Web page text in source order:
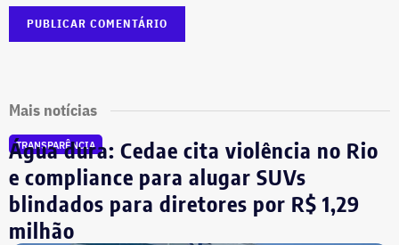
Mais notícias
TRANSPARÊNCIA
Água dura: Cedae cita violência no Rio
e compliance para alugar SUVs
blindados para diretores por R$ 1,29
milhão